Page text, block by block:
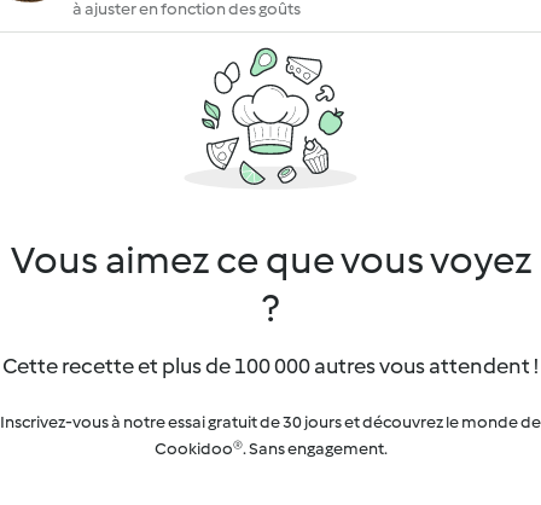
à ajuster en fonction des goûts
Vous aimez ce que vous voyez
?
Cette recette et plus de 100 000 autres vous attendent !
Inscrivez-vous à notre essai gratuit de 30 jours et découvrez le monde de
Cookidoo®. Sans engagement.